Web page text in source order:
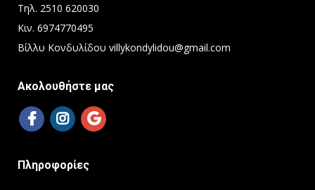
Τηλ. 2510 620030
Κιν. 6974770495
Βίλλυ Κονδυλίδου villykondylidou@gmail.com
Ακολουθήστε μας
Πληροφορίες